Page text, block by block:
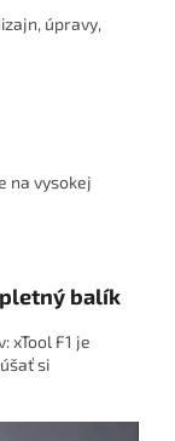
úpravy,
na vysokej
balík
xTool F1 je
si